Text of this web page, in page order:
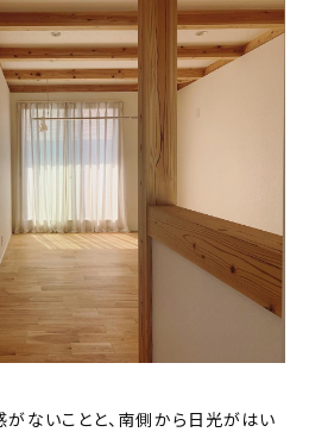
ないことと、南側から日光がはい